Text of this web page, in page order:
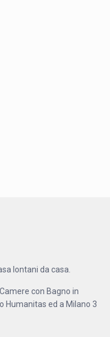
lontani da casa.
con Bagno in
Humanitas ed a Milano 3